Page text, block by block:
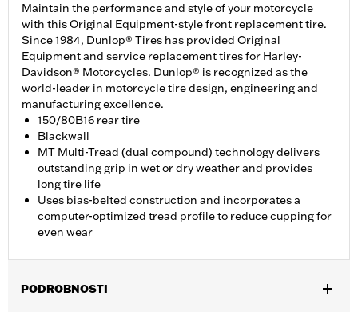
Maintain the performance and style of your motorcycle
with this Original Equipment-style front replacement tire.
Since 1984, Dunlop® Tires has provided Original
Equipment and service replacement tires for Harley-
Davidson® Motorcycles. Dunlop® is recognized as the
world-leader in motorcycle tire design, engineering and
manufacturing excellence.
150/80B16 rear tire
Blackwall
MT Multi-Tread (dual compound) technology delivers
outstanding grip in wet or dry weather and provides
long tire life
Uses bias-belted construction and incorporates a
computer-optimized tread profile to reduce cupping for
even wear
PODROBNOSTI